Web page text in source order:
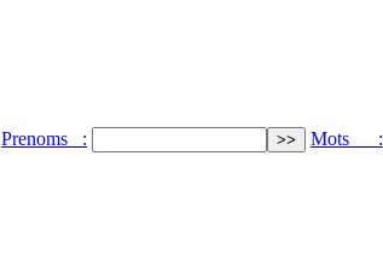
Prenoms : Mots :